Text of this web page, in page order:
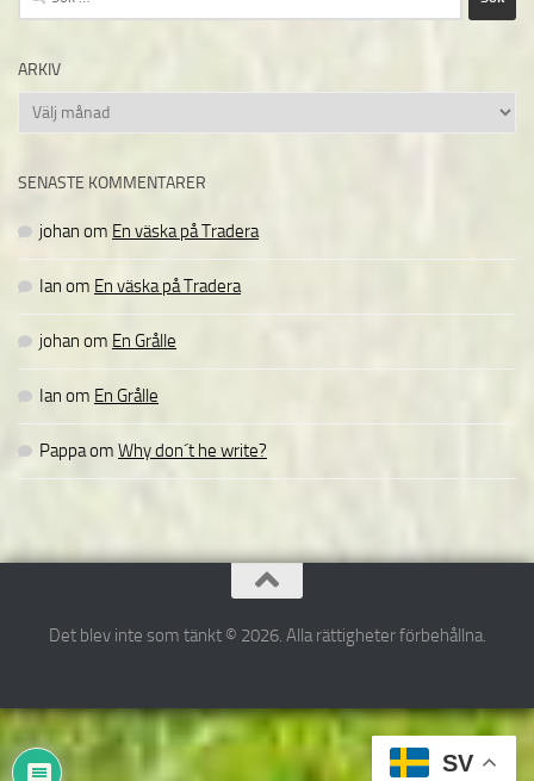
efter:
ARKIV
Arkiv
SENASTE KOMMENTARER
johan om En väska på Tradera
Ian om En väska på Tradera
johan om En Grålle
Ian om En Grålle
Pappaom Why don´t he write?
Det blev inte som tänkt © 2026. Alla rättigheter förbehållna.
SV